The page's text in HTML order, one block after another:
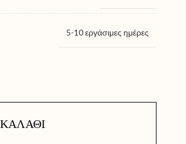
5-10 εργάσιμες ημέρες